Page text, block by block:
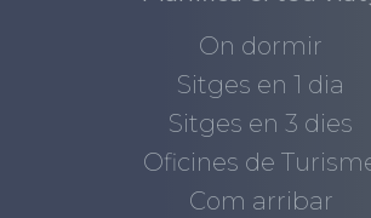
On dormir
Sitges en 1 dia
Sitges en 3 dies
Oficines de
Com arribar